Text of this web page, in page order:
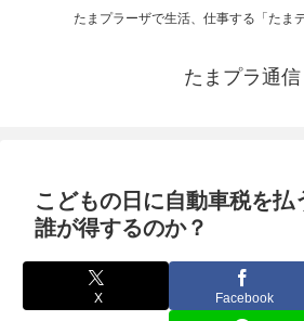
たまプラーザで生活、仕事する「たま
たまプラ通信
こどもの日に自動車税を払
誰が得するのか？
X Facebook